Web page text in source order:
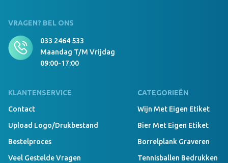
VRAGEN? BEL ONS
033 2464 533
Maandag T/m Vrijdag
09:00-17:00
KLANTENSERVICE
Contact
Upload Logo/drukbestand
Bestelproces
Veel Gestelde Vragen
CATEGORIEËN
Wijn Met Eigen Etiket
Bier Met Eigen Etiket
Borrelplank Graveren
Tennisballen Bedrukken